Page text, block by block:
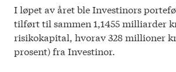
I løpet av året ble Investinors
tilført til sammen 1,1455 milliarder
risikokapital, hvorav 328 millioner
prosent) fra Investinor.